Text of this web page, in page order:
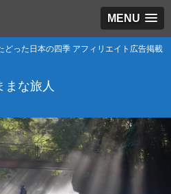
MENU
どった日本の四季 アフィリエイト広告掲載
まな旅人